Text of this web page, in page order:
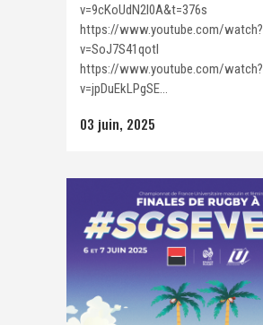
v=9cKoUdN2I0A&t=376s
https://www.youtube.com/watch?
v=SoJ7S41qotI
https://www.youtube.com/watch?
v=jpDuEkLPgSE...
03 juin, 2025